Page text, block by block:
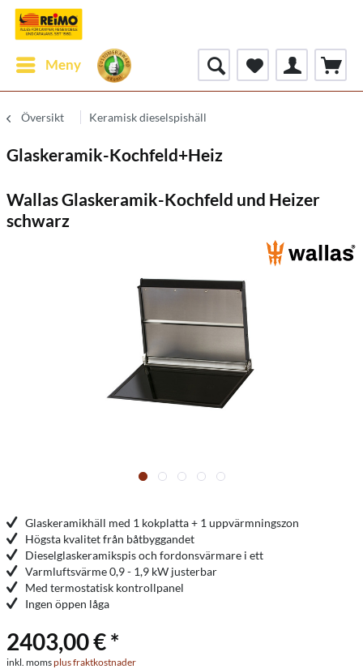
Meny
Översikt Keramisk dieselspishäll
Glaskeramik-Kochfeld+Heiz
Wallas Glaskeramik-Kochfeld und Heizer
schwarz
Glaskeramikhäll med 1 kokplatta + 1 uppvärmningszon
Högsta kvalitet från båtbyggandet
Dieselglaskeramikspis och fordonsvärmare i ett
Varmluftsvärme 0,9 - 1,9 kW justerbar
Med termostatisk kontrollpanel
Ingen öppen låga
2403,00 € *
inkl. momsplus fraktkostnader